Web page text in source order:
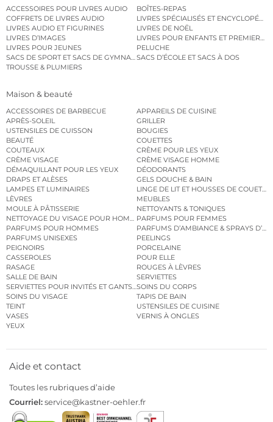
ACCESSOIRES POUR LIVRES AUDIO
BOÎTES-REPAS
COFFRETS DE LIVRES AUDIO
LIVRES SPÉCIALISÉS ET
LIVRES AUDIO ET FIGURINES
LIVRES DE NOËL
LIVRES D’IMAGES
LIVRES POUR ENFANTS ET PREMIERS
LIVRES POUR JEUNES
PELUCHE
SACS DE SPORT ET SACS DE GYMNASTIQUESACS D’ÉCOLE ET SACS À DOS
TROUSSE & PLUMIERS
Maison & beauté
ACCESSOIRES DE BARBECUE
APPAREILS DE CUISINE
APRÈS-SOLEIL
GRILLER
USTENSILES DE CUISSON
BOUGIES
BEAUTÉ
COUETTES
COUTEAUX
CRÈME POUR LES YEUX
CRÈME VISAGE
CRÈME VISAGE HOMME
DÉMAQUILLANT POUR LES YEUX
DÉODORANTS
DRAPS ET ALÈSES
GELS DOUCHE & BAIN
LAMPES ET LUMINAIRES
LINGE DE LIT ET HOUSSES DE COUETTE
LÈVRES
MEUBLES
MOULE À PÂTISSERIE
NETTOYANTS & TONIQUES
NETTOYAGE DU VISAGE POUR HOMMESPARFUMS POUR FEMMES
PARFUMS POUR HOMMES
PARFUMS D’AMBIANCE & SPRAYS
PARFUMS UNISEXES
PEELINGS
PEIGNOIRS
PORCELAINE
CASSEROLES
POUR ELLE
RASAGE
ROUGES À LÈVRES
SALLE DE BAIN
SERVIETTES
SERVIETTES POUR INVITÉS ET GANTS DE TOILETTE
SOINS DU CORPS
SOINS DU VISAGE
TAPIS DE BAIN
TEINT
USTENSILES DE CUISINE
VASES
VERNIS À ONGLES
YEUX
Aide et contact
Toutes les rubriques d’aide
Courriel:service@kastner-oehler.fr